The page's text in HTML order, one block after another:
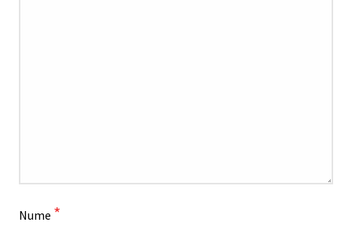
Nume *